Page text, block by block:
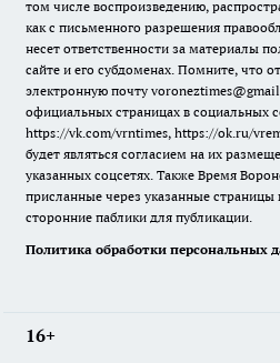
том числе воспроизведению,
как с письменного разрешения
несет ответственности за материалы
сайте и его субдоменах. Помните, что
электронную почту
официальных страницах в социальных
https://vk.com/vrntimes, https://ok.ru/
будет являться согласием на их
указанных соцсетях. Также Время
присланные через указанные страницы
сторонние паблики для публикации.
Политика обработки персональных
16+